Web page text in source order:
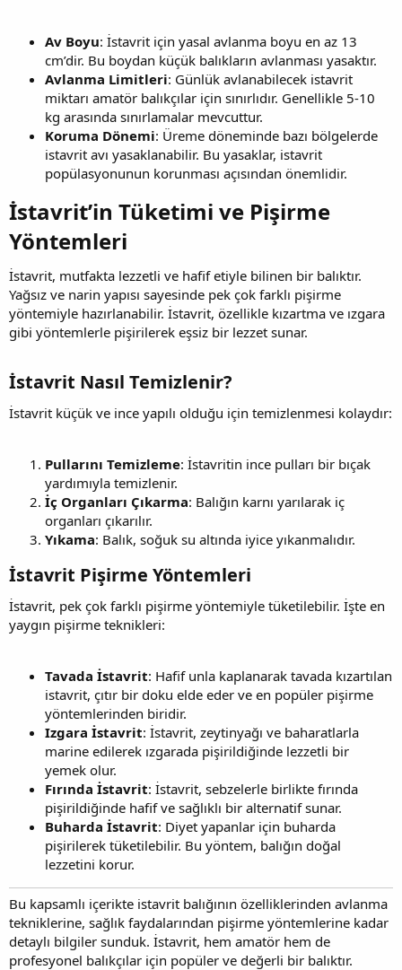
Av Boyu: İstavrit için yasal avlanma boyu en az 13
cm’dir. Bu boydan küçük balıkların avlanması yasaktır.
Avlanma Limitleri: Günlük avlanabilecek istavrit
miktarı amatör balıkçılar için sınırlıdır. Genellikle 5-10
kg arasında sınırlamalar mevcuttur.
Koruma Dönemi: Üreme döneminde bazı bölgelerde
istavrit avı yasaklanabilir. Bu yasaklar, istavrit
popülasyonunun korunması açısından önemlidir.
İstavrit’in Tüketimi ve Pişirme
Yöntemleri​
İstavrit, mutfakta lezzetli ve hafif etiyle bilinen bir balıktır.
Yağsız ve narin yapısı sayesinde pek çok farklı pişirme
yöntemiyle hazırlanabilir. İstavrit, özellikle kızartma ve ızgara
gibi yöntemlerle pişirilerek eşsiz bir lezzet sunar.
İstavrit Nasıl Temizlenir?​
İstavrit küçük ve ince yapılı olduğu için temizlenmesi kolaydır:
Pullarını Temizleme: İstavritin ince pulları bir bıçak
yardımıyla temizlenir.
İç Organları Çıkarma: Balığın karnı yarılarak iç
organları çıkarılır.
Yıkama: Balık, soğuk su altında iyice yıkanmalıdır.
İstavrit Pişirme Yöntemleri​
İstavrit, pek çok farklı pişirme yöntemiyle tüketilebilir. İşte en
yaygın pişirme teknikleri:
Tavada İstavrit: Hafif unla kaplanarak tavada kızartılan
istavrit, çıtır bir doku elde eder ve en popüler pişirme
yöntemlerinden biridir.
Izgara İstavrit: İstavrit, zeytinyağı ve baharatlarla
marine edilerek ızgarada pişirildiğinde lezzetli bir
yemek olur.
Fırında İstavrit: İstavrit, sebzelerle birlikte fırında
pişirildiğinde hafif ve sağlıklı bir alternatif sunar.
Buharda İstavrit: Diyet yapanlar için buharda
pişirilerek tüketilebilir. Bu yöntem, balığın doğal
lezzetini korur.
Bu kapsamlı içerikte istavrit balığının özelliklerinden avlanma
tekniklerine, sağlık faydalarından pişirme yöntemlerine kadar
detaylı bilgiler sunduk. İstavrit, hem amatör hem de
profesyonel balıkçılar için popüler ve değerli bir balıktır.